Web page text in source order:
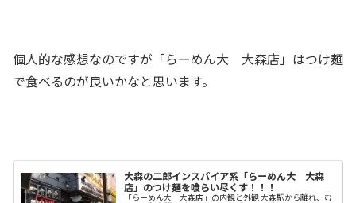
個人的な感想なのですが「らーめん大 大森店」はつけ麺
で食べるのが良いかなと思います。
大森の二郎インスパイア系「らーめん大 大森
店」のつけ麺を喰らい尽くす！！！
「らーめん大 大森店」の内観と外観 大森駅から離れ、む